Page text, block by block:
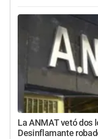
La ANMAT vetó dos
Desinflamante